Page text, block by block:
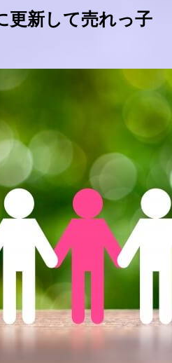
更新して売れっ子